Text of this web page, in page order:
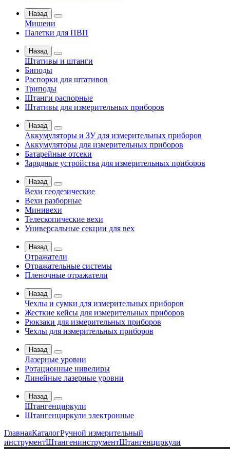
Назад
Мишени
Палетки для ПВП
Назад
Штативы и штанги
Биподы
Распорки для штативов
Триподы
Штанги распорные
Штативы для измерительных приборов
Назад
Аккумуляторы и ЗУ для измерительных приборов
Аккумуляторы для измерительных приборов
Батарейные отсеки
Зарядные устройства для измерительных приборов
Назад
Вехи геодезические
Вехи разборные
Минивехи
Телескопические вехи
Универсальные секции для вех
Назад
Отражатели
Отражательные системы
Пленочные отражатели
Назад
Чехлы и сумки для измерительных приборов
Жесткие кейсы для измерительных приборов
Рюкзаки для измерительных приборов
Чехлы для измерительных приборов
Назад
Лазерные уровни
Ротационные нивелиры
Линейные лазерные уровни
Назад
Штангенциркули
Штангенциркули электронные
ГлавнаяКаталогРучной измерительный
инструментШтангенинструментШтангенциркули